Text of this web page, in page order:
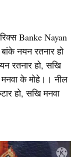
Banke Nayan
नयन रतनार हो
रतनार हो, सखि
के मोहे।। नील
हो, सखि मनवा